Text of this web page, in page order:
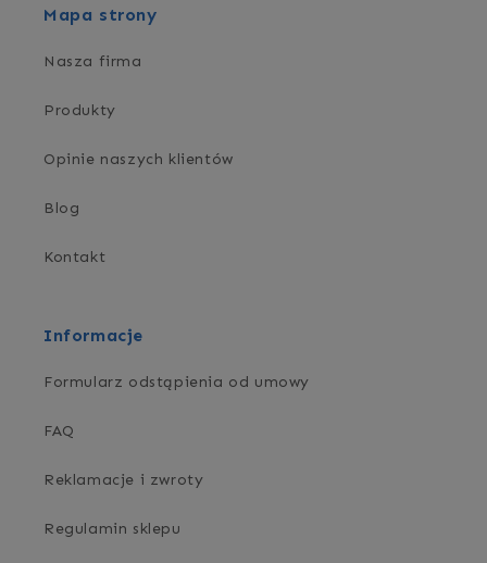
Mapa strony
Nasza firma
Produkty
Opinie naszych klientów
Blog
Kontakt
Informacje
Formularz odstąpienia od umowy
FAQ
Reklamacje i zwroty
Regulamin sklepu